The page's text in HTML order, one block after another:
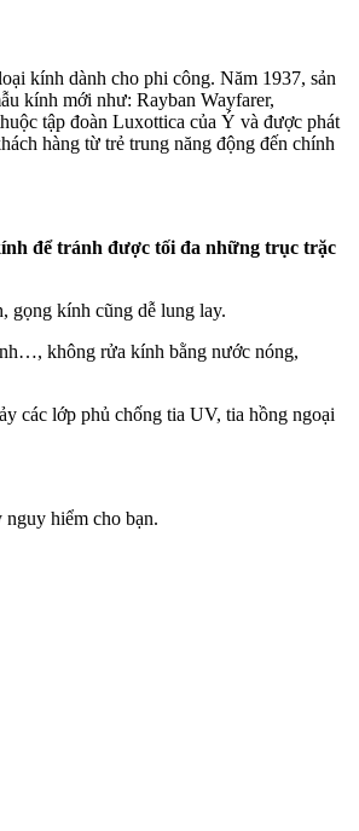
kính dành cho phi công. Năm 1937, sản
kính mới như: Rayban Wayfarer,
tập đoàn Luxottica của Ý và được phát
hàng từ trẻ trung năng động đến chính
để tránh được tối đa những trục trặc
gọng kính cũng dễ lung lay.
không rửa kính bằng nước nóng,
các lớp phủ chống tia UV, tia hồng ngoại
hiểm cho bạn.